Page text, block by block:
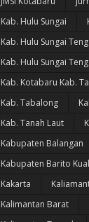
Kab. Hulu Sungai
Kab. Hulu Sungai
Kab. Hulu Sungai
Kab. Kotabaru Kab.
Kab. Tabalong
Kab. Tanah Laut
Kabupaten Balangan
Kabupaten Barito
Kakarta
Kalimantan Barat